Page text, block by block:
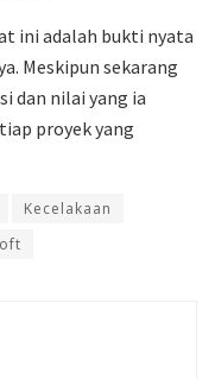
ini adalah bukti nyata
Meskipun sekarang
dan nilai yang ia
proyek yang
Kecelakaan